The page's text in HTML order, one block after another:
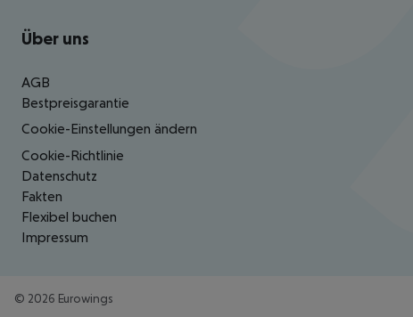
Footer navigation
Über uns
AGB
Bestpreisgarantie
Cookie-Einstellungen ändern
Cookie-Richtlinie
Datenschutz
Fakten
Flexibel buchen
Impressum
© 2026 Eurowings